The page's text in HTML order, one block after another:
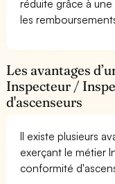
réduite grâce à
les
Les avantages
Inspecteur /
d'ascenseurs
Il existe plusieurs
exerçant le métier
conformité